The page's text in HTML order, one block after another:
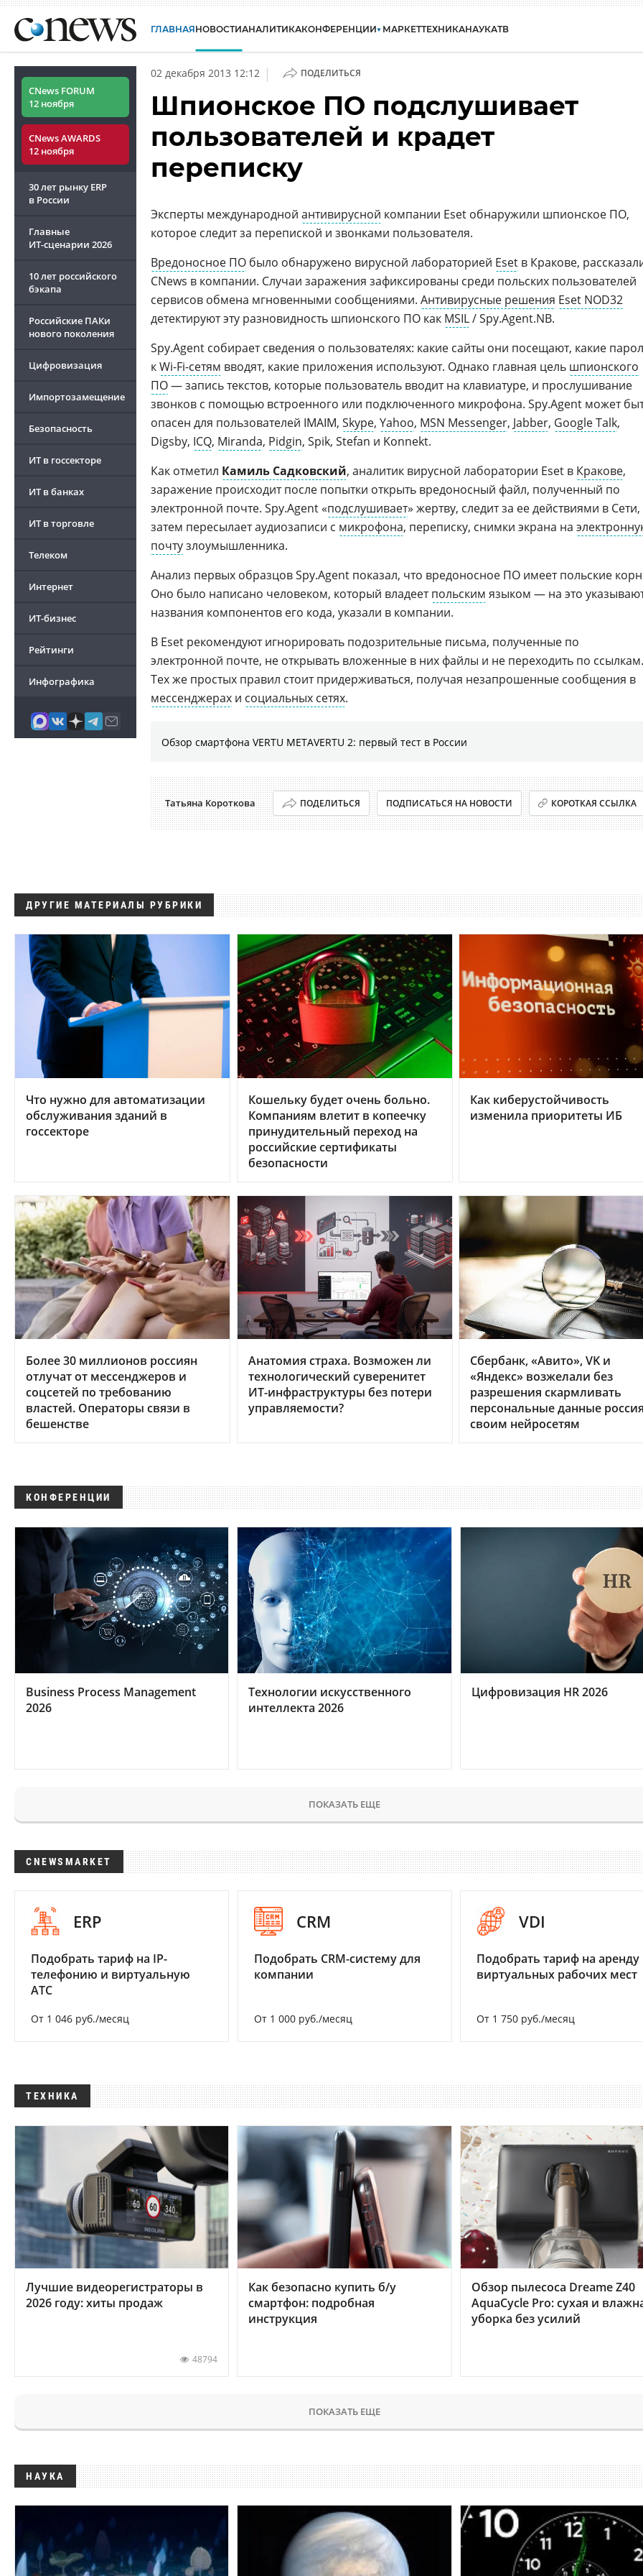
ГЛАВНАЯНОВОСТИАНАЛИТИКАКОНФЕРЕНЦИИ МАРКЕТТЕХНИКАНАУКАТВ
CNews FORUM
12 ноября
CNews AWARDS
12 ноября
30 лет рынку ERP
в России
Главные
ИТ-сценарии 2026
10 лет российского
бэкапа
Российские ПАКи
нового поколения
Цифровизация
Импортозамещение
Безопасность
ИТ в госсекторе
ИТ в банках
ИТ в торговле
Телеком
Интернет
ИТ-бизнес
Рейтинги
Инфографика
02 декабря 2013 12:12 | ПОДЕЛИТЬСЯ
Шпионское ПО подслушивает
пользователей и крадет
переписку
Эксперты международной антивирусной компании Eset обнаружили шпионское ПО,
которое следит за перепиской и звонками пользователя.
Вредоносное ПО было обнаружено вирусной лабораторией Eset в Кракове,
CNews в компании. Случаи заражения зафиксированы среди польских пользователей
сервисов обмена мгновенными сообщениями. Антивирусные решения Eset NOD32
детектируют эту разновидность шпионского ПО как MSIL/ Spy.Agent.NB.
Spy.Agent собирает сведения о пользователях: какие сайты они посещают, какие
кWi-Fi-сетям вводят, какие приложения используют. Однако главная цель шпионского
ПО— запись текстов, которые пользователь вводит на клавиатуре, и прослушивание
звонков с помощью встроенного или подключенного микрофона. Spy.Agent может
опасен для пользователей IMAIM, Skype, Yahoo, MSN Messenger, Jabber, Google Talk,
Digsby, ICQ, Miranda, Pidgin, Spik, Stefan и Konnekt.
Как отметил Камиль Садковский, аналитик вирусной лаборатории Eset в Кракове,
заражение происходит после попытки открыть вредоносный файл, полученный по
электронной почте. Spy.Agent «подслушивает» жертву, следит за ее действиями в Сети,
затем пересылает аудиозаписи с микрофона, переписку, снимки экрана на
почтузлоумышленника.
Анализ первых образцов Spy.Agent показал, что вредоносное ПО имеет польские
Оно было написано человеком, который владеетпольским языком — на это
названия компонентов его кода, указали в компании.
В Eset рекомендуют игнорировать подозрительные письма, полученные по
электронной почте, не открывать вложенные в них файлы и не переходить по ссылкам.
Тех же простых правил стоит придерживаться, получая незапрошенные сообщения в
мессенджерах и социальных сетях.
Обзор смартфона VERTU METAVERTU 2: первый тест в России
Татьяна Короткова ПОДЕЛИТЬСЯ ПОДПИСАТЬСЯ НА НОВОСТИ КОРОТКАЯ ССЫЛКА
ДРУГИЕ МАТЕРИАЛЫ РУБРИКИ
Что нужно для автоматизации
обслуживания зданий в
госсекторе
Кошельку будет очень больно.
Компаниям влетит в копеечку
принудительный переход на
российские сертификаты
безопасности
Как киберустойчивость
изменила приоритеты ИБ
Более 30 миллионов россиян
отлучат от мессенджеров и
соцсетей по требованию
властей. Операторы связи в
бешенстве
Анатомия страха. Возможен ли
технологический суверенитет
ИТ-инфраструктуры без потери
управляемости?
Сбербанк, «Авито», VK и
«Яндекс» возжелали без
разрешения скармливать
персональные данные
своим нейросетям
КОНФЕРЕНЦИИ
Business Process Management
2026
Технологии искусственного
интеллекта 2026
Цифровизация HR 2026
ПОКАЗАТЬ ЕЩЕ
CNEWSMARKET
ERP
Подобрать тариф на IP-
телефонию и виртуальную
АТС
От 1 046 руб./месяц
CRM
Подобрать CRM-систему для
компании
От 1 000 руб./месяц
VDI
Подобрать тариф на аренду
виртуальных рабочих мест
От 1 750 руб./месяц
ТЕХНИКА
Лучшие видеорегистраторы в
2026 году: хиты продаж
48794
Как безопасно купить б/у
смартфон: подробная
инструкция
Обзор пылесоса Dreame Z40
AquaCycle Pro: сухая и
уборка без усилий
ПОКАЗАТЬ ЕЩЕ
НАУКА